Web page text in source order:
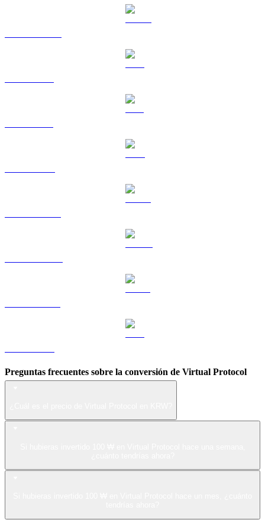
Preguntas frecuentes sobre la conversión de Virtual Protocol